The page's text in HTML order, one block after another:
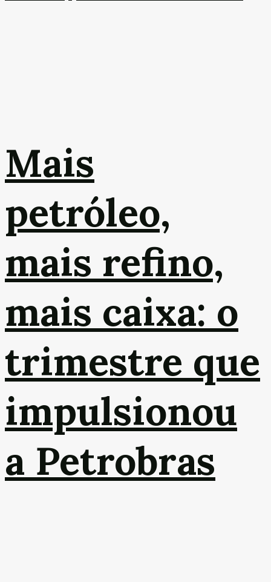
Mais
petróleo,
mais refino,
mais caixa: o
trimestre que
impulsionou
a Petrobras